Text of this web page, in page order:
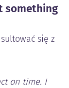
something
się z
on time. I